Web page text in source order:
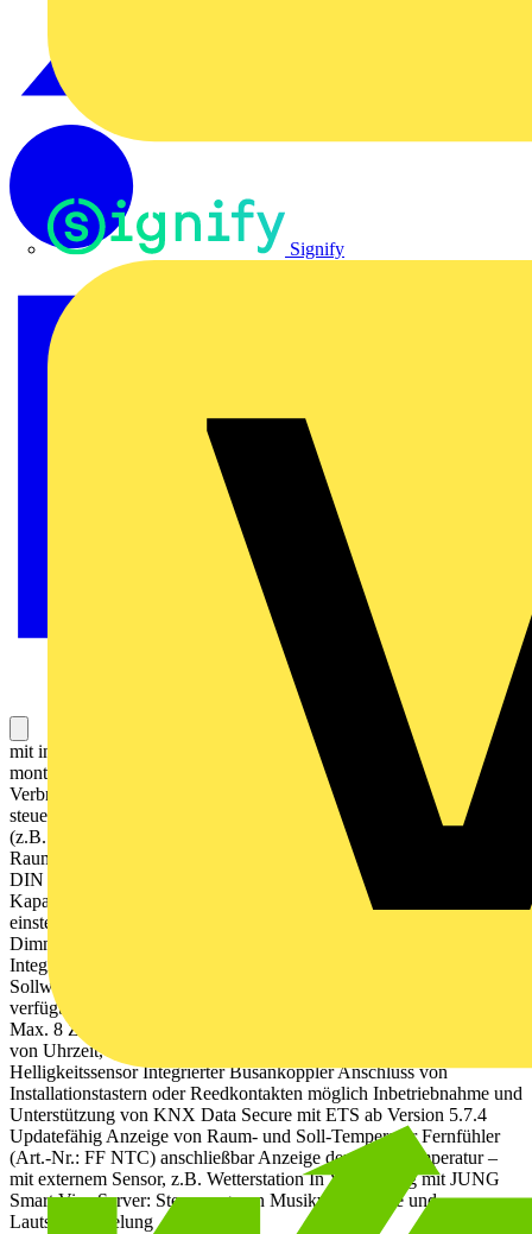
Signify
mit integriertem 1fach-Rahmen LS 990 Nur als Einzelgerät zu
montieren! Bestimmungsgemäßer Gebrauch Bedienen von
Verbrauchern (Licht schalten und dimmen, Jalousien und Rollladen
steuern etc.) Visualisieren von Anlagenzuständen und Informationen
(z.B. Temperatur und Helligkeit) Messen und Regeln der
Raumtemperatur Montage in Gerätedose mit Abmessungen nach
DIN 49073 Produkteigenschaften Hochauflösendes IPS Farbdisplay
Kapazitiver Touchscreen Funktionen der Favoriten-Seiten
einstellbar (ohne ETS) Max. 32 Bedienfunktionen Schalten,
Dimmen, Jalousiesteuerung, Wertgeber, Szenenaufruf etc.
Integrierter Raumtemperaturfühler Raumtemperaturregelung mit
Sollwertvorgabe Steuerung von Split-Units (nur mit Update,
verfügbar seit Juli 2024) Alarmfunktion (akustisch und/oder optisch)
Max. 8 Zeitschaltfunktionen aktivierbar und einstellbar (abhängig
von Uhrzeit, Astro oder Zufall) Integrierter Näherungs- und
Helligkeitssensor Integrierter Busankoppler Anschluss von
Installationstastern oder Reedkontakten möglich Inbetriebnahme und
Unterstützung von KNX Data Secure mit ETS ab Version 5.7.4
Updatefähig Anzeige von Raum- und Soll-Temperatur Fernfühler
(Art.-Nr.: FF NTC) anschließbar Anzeige der Außentemperatur –
mit externem Sensor, z.B. Wetterstation In Verbindung mit JUNG
Smart Visu Server: Steuerung von Musikwiedergabe und
Lautstärkeregelung